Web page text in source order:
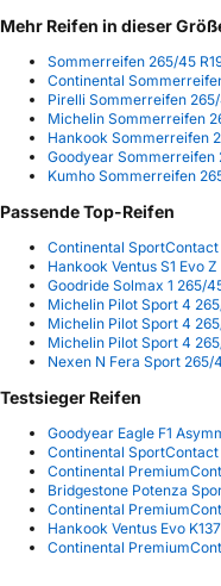
Mehr Reifen in dieser
Sommerreifen 265/45
Continental
Pirelli Sommerreifen 265/
Michelin Sommerreifen
Hankook Sommerreifen
Goodyear Sommerreifen
Kumho Sommerreifen
Passende Top-Reifen
Continental
Hankook Ventus S1 Evo
Goodride Solmax 1 265/
Michelin Pilot Sport 4
Michelin Pilot Sport 4
Michelin Pilot Sport 4
Nexen N Fera Sport 265/
Testsieger Reifen
Goodyear Eagle F1
Continental
Continental
Bridgestone Potenza
Continental
Hankook Ventus Evo
Continental